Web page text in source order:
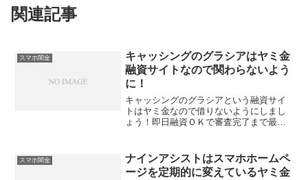
関連記事
スマホ闇金
キャッシングのグラシアはヤミ金
融資サイトなので関わらないよう
に！
キャッシングのグラシアという融資サイ
トはヤミ金なので借りないようにしまし
ょう！即日融資ＯＫで審査完了まで最短
えません。返済も最長２０年！とこんな
条件信じては...
スマホ闇金
ナインアシストはスマホホームペ
ージを定期的に変えているヤミ金